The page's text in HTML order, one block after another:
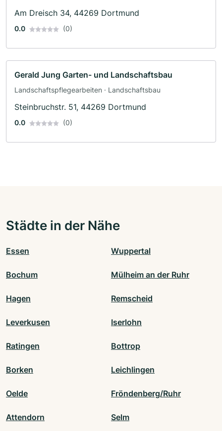
Am Dreisch 34, 44269 Dortmund
0.0 (0)
Gerald Jung Garten- und Landschaftsbau
Landschaftspflegearbeiten · Landschaftsbau
Steinbruchstr. 51, 44269 Dortmund
0.0 (0)
Städte in der Nähe
Essen Wuppertal
Bochum Mülheim an der Ruhr
Hagen Remscheid
Leverkusen Iserlohn
Ratingen Bottrop
Borken Leichlingen
Oelde Fröndenberg/Ruhr
Attendorn Selm